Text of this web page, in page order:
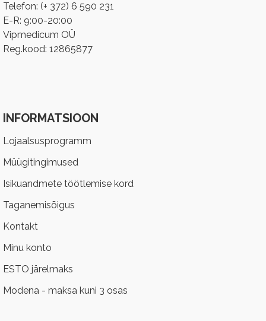
Telefon: (+ 372) 6 590 231
E-R: 9:00-20:00
Vipmedicum OÜ
Reg.kood: 12865877
INFORMATSIOON
Lojaalsusprogramm
Müügitingimused
Isikuandmete töötlemise kord
Taganemisõigus
Kontakt
Minu konto
ESTO järelmaks
Modena - maksa kuni 3 osas